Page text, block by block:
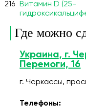
216
Витамин D (25-
Где можно
Украина, г.
Перемоги, 16
г. Черкассы,
Телефоны: